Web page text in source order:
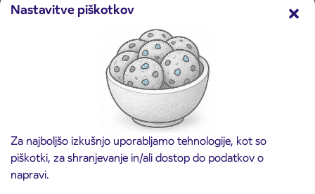
Nastavitve piškotkov
Za najboljšo izkušnjo uporabljamo tehnologije, kot so
piškotki, za shranjevanje in/ali dostop do podatkov o
napravi.
Obvestilo o popolni zapori ceste
ČEŠNJEVEK – TRATA
Kranj
Preberite objavo